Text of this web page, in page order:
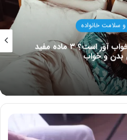
بزرگسالان
مردان ؛ بیماری مقاربتی یا
اگزما؟